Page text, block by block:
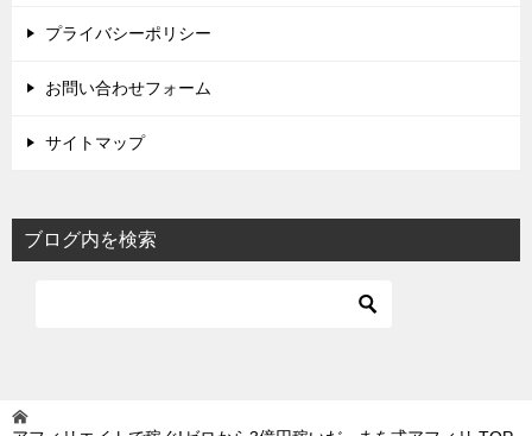
プライバシーポリシー
お問い合わせフォーム
サイトマップ
ブログ内を検索